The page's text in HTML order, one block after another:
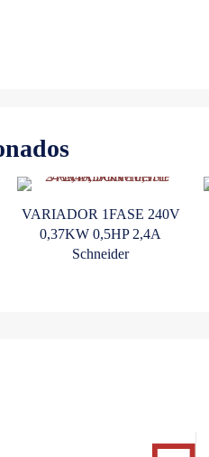
VARIADOR 1FASE 240V
0,37KW 0,5HP 2,4A
Schneider